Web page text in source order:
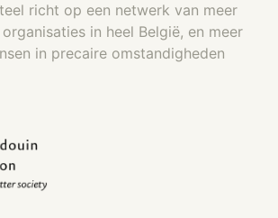
richt op een netwerk van meer
in heel België, en meer
in precaire omstandigheden